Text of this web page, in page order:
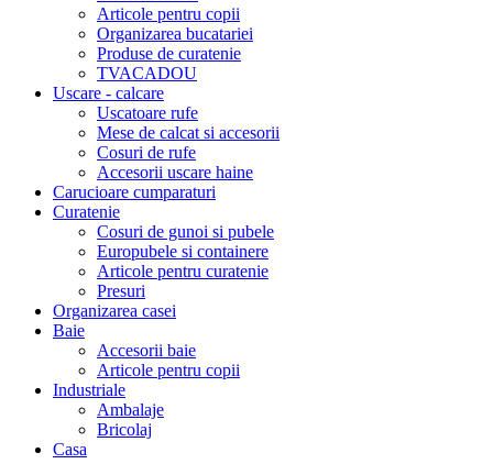
Articole pentru copii
Organizarea bucatariei
Produse de curatenie
TVACADOU
Uscare - calcare
Uscatoare rufe
Mese de calcat si accesorii
Cosuri de rufe
Accesorii uscare haine
Carucioare cumparaturi
Curatenie
Cosuri de gunoi si pubele
Europubele si containere
Articole pentru curatenie
Presuri
Organizarea casei
Baie
Accesorii baie
Articole pentru copii
Industriale
Ambalaje
Bricolaj
Casa